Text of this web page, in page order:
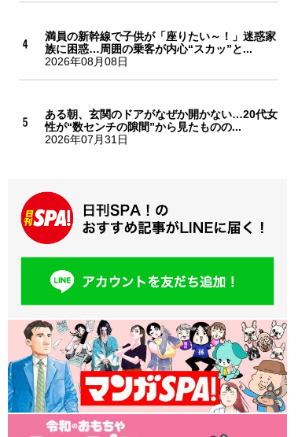
満員の新幹線で子供が「座りたい～！」迷惑家
族に困惑…周囲の乗客が内心“スカッ”と...
2026年08月08日
ある朝、玄関のドアがなぜか開かない…20代女
性が“数センチの隙間”から見たものの...
2026年07月31日